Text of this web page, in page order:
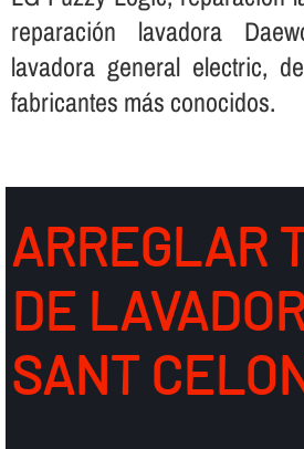
reparación lavadora
lavadora general electric,
fabricantes más conocidos.
ARREGLAR
DE
SANT